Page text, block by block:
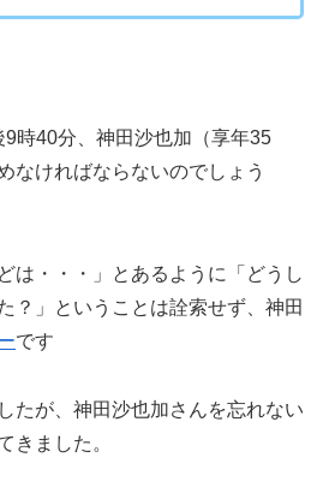
9時40分、神田沙也加（享年35
なければならないのでしょう
は・・・」とあるように「どうし
？」ということは詮索せず、神田
です
たが、神田沙也加さんを忘れない
きました。